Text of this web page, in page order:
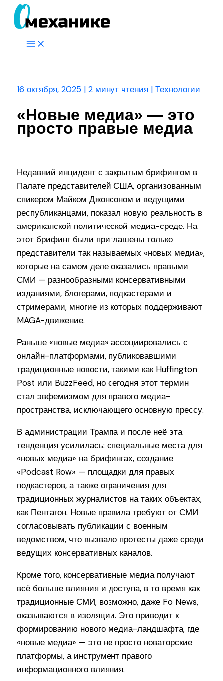
Перейти
Main
16 октября, 2025 |2 минут чтения |Технологии
«Новые медиа» — это
просто правые медиа
Недавний инцидент с закрытым брифингом в
Палате представителей США, организованным
спикером Майком Джонсоном и ведущими
республиканцами, показал новую реальность в
американской политической медиа-среде. На
этот брифинг были приглашены только
представители так называемых «новых медиа»,
которые на самом деле оказались правыми
СМИ — разнообразными консервативными
изданиями, блогерами, подкастерами и
стримерами, многие из которых поддерживают
MAGA-движение.
Раньше «новые медиа» ассоциировались с
онлайн-платформами, публиковавшими
традиционные новости, такими как Huffington
Post или BuzzFeed, но сегодня этот термин
стал эвфемизмом для правого медиа-
пространства, исключающего основную прессу.
В администрации Трампа и после неё эта
тенденция усилилась: специальные места для
«новых медиа» на брифингах, создание
«Podcast Row» — площадки для правых
подкастеров, а также ограничения для
традиционных журналистов на таких объектах,
как Пентагон. Новые правила требуют от СМИ
согласовывать публикации с военным
ведомством, что вызвало протесты даже среди
ведущих консервативных каналов.
Кроме того, консервативные медиа получают
всё больше влияния и доступа, в то время как
традиционные СМИ, возможно, даже Fo News,
оказываются в изоляции. Это приводит к
формированию нового медиа-ландшафта, где
«новые медиа» — это не просто новаторские
платформы, а инструмент правого
информационного влияния.